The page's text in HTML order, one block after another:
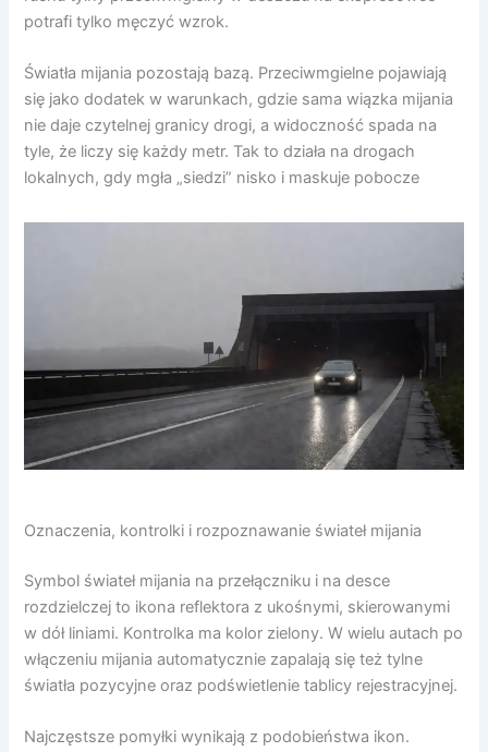
potrafi tylko męczyć wzrok.
Światła mijania pozostają bazą. Przeciwmgielne pojawiają
się jako dodatek w warunkach, gdzie sama wiązka mijania
nie daje czytelnej granicy drogi, a widoczność spada na
tyle, że liczy się każdy metr. Tak to działa na drogach
lokalnych, gdy mgła „siedzi” nisko i maskuje pobocze
Oznaczenia, kontrolki i rozpoznawanie świateł mijania
Symbol świateł mijania na przełączniku i na desce
rozdzielczej to ikona reflektora z ukośnymi, skierowanymi
w dół liniami. Kontrolka ma kolor zielony. W wielu autach po
włączeniu mijania automatycznie zapalają się też tylne
światła pozycyjne oraz podświetlenie tablicy rejestracyjnej.
Najczęstsze pomyłki wynikają z podobieństwa ikon.